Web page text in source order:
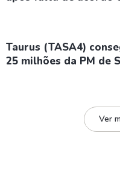
Taurus (TASA4)
25 milhões da PM de
Ver